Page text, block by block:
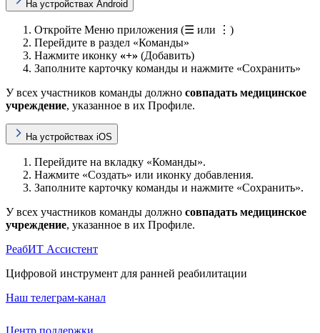
На устройствах Android
Откройте Меню приложения (☰ или ⋮)
Перейдите в раздел «Команды»
Нажмите иконку «+» (Добавить)
Заполните карточку команды и нажмите «Сохранить»
У всех участников команды должно совпадать медицинское
учреждение, указанное в их Профиле.
На устройствах iOS
Перейдите на вкладку «Команды».
Нажмите «Создать» или иконку добавления.
Заполните карточку команды и нажмите «Сохранить».
У всех участников команды должно совпадать медицинское
учреждение, указанное в их Профиле.
РеабИТ Ассистент
Цифровой инструмент для ранней реабилитации
Наш телеграм-канал
Центр поддержки